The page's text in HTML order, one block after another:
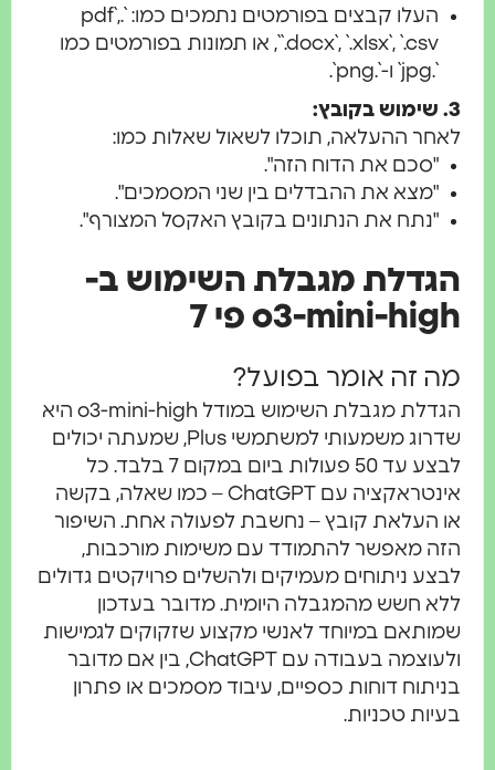
העלו קבצים בפורמטים נתמכים כמו: `.pdf`,
`.docx`, `.xlsx`, `.csv`, או תמונות בפורמטים כמו
לאחר ההעלאה, תוכלו לשאול שאלות כמו:
"סכם את הדוח הזה".
"מצא את ההבדלים בין שני המסמכים".
"נתח את הנתונים בקובץ האקסל המצורף".
הגדלת מגבלת השימוש ב-
o3-mini-high פי 7
מה זה אומר בפועל?
הגדלת מגבלת השימוש במודל o3-mini-high היא
שדרוג משמעותי למשתמשי Plus, שמעתה יכולים
לבצע עד 50 פעולות ביום במקום 7 בלבד. כל
אינטראקציה עם ChatGPT – כמו שאלה, בקשה
או העלאת קובץ – נחשבת לפעולה אחת. השיפור
הזה מאפשר להתמודד עם משימות מורכבות,
לבצע ניתוחים מעמיקים ולהשלים פרויקטים גדולים
ללא חשש מהמגבלה היומית. מדובר בעדכון
שמותאם במיוחד לאנשי מקצוע שזקוקים לגמישות
ולעוצמה בעבודה עם ChatGPT, בין אם מדובר
בניתוח דוחות כספיים, עיבוד מסמכים או פתרון
בעיות טכניות.